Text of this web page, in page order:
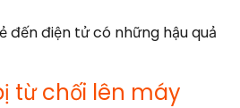
đến điện tử có những hậu quả
từ chối lên máy